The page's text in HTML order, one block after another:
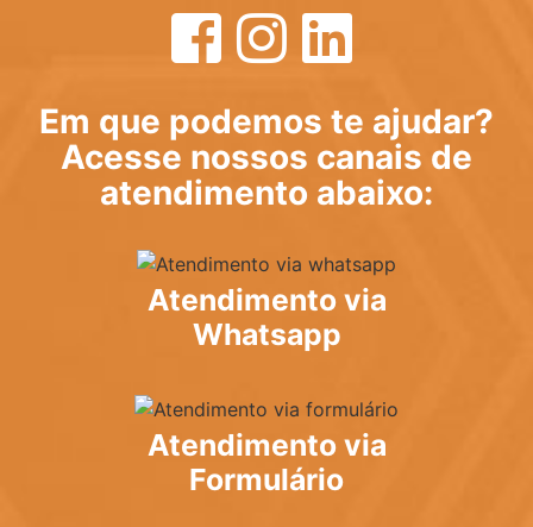
Em que podemos te ajudar?
Acesse nossos canais de
atendimento abaixo:
Atendimento via
Whatsapp
Atendimento via
Formulário